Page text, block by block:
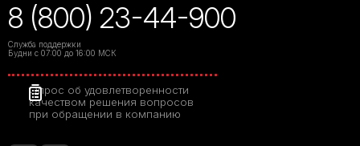
8 (800) 23-44-900
Служба поддержки
Будни с 07:00 до 16:00 МСК
Опрос об удовлетворенности
качеством решения вопросов
при обращении в компанию